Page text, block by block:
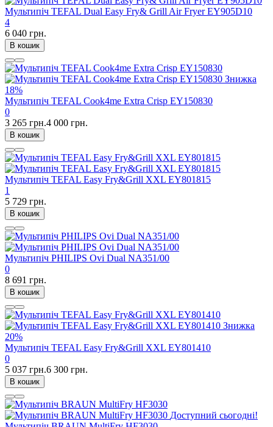
Мультипіч TEFAL Dual Easy Fry& Grill Air Fryer EY905D10
4
6 040 грн.
В кошик
Знижка
18%
Мультипіч TEFAL Cook4me Extra Crisp EY150830
0
3 265 грн.4 000 грн.
В кошик
Мультипіч TEFAL Easy Fry&Grill XXL EY801815
1
5 729 грн.
В кошик
Мультипіч PHILIPS Ovi Dual NA351/00
0
8 691 грн.
В кошик
Знижка
20%
Мультипіч TEFAL Easy Fry&Grill XXL EY801410
0
5 037 грн.6 300 грн.
В кошик
Доступний сьогодні!